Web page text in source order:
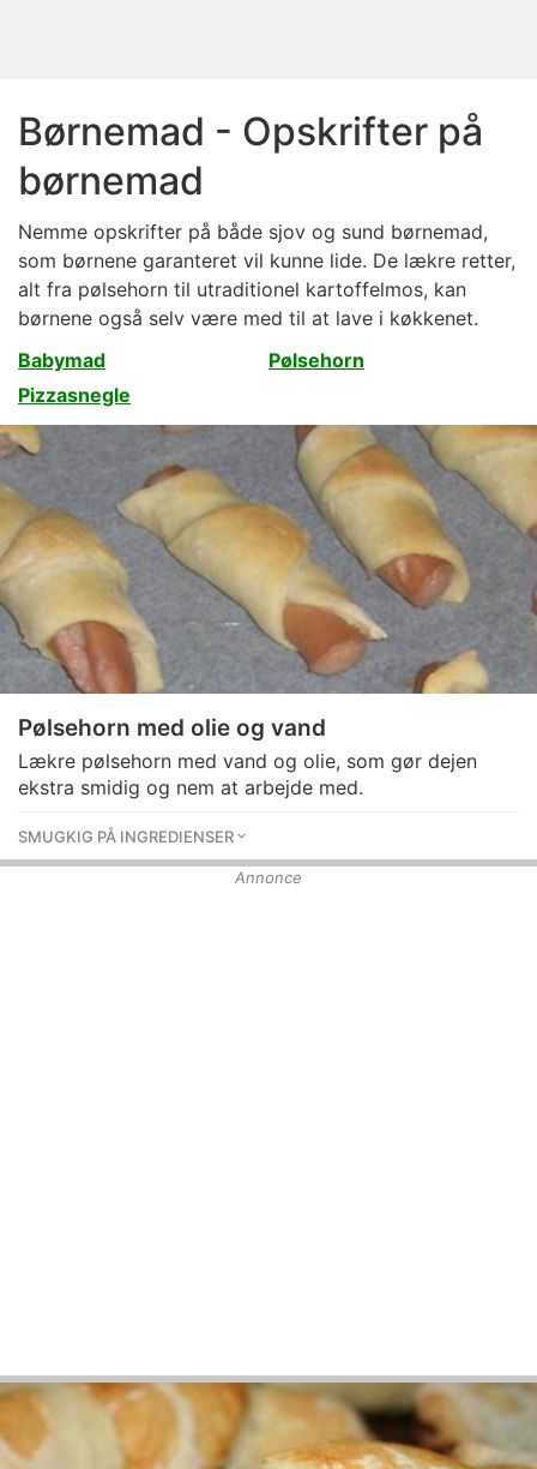
Børnemad - Opskrifter på
børnemad
Nemme opskrifter på både sjov og sund børnemad,
som børnene garanteret vil kunne lide. De lækre retter,
alt fra pølsehorn til utraditionel kartoffelmos, kan
børnene også selv være med til at lave i køkkenet.
Babymad
Pølsehorn
Pizzasnegle
Pølsehorn med olie og vand
Lækre pølsehorn med vand og olie, som gør dejen
ekstra smidig og nem at arbejde med.
SMUGKIG PÅ INGREDIENSER
Annonce